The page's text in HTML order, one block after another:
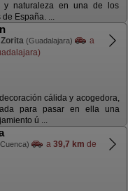
y naturaleza en una de los
España. ...
(Guadalajara)
a
cálida y acogedora,
para pasar en ella una
ú ...
a 39,7 km de